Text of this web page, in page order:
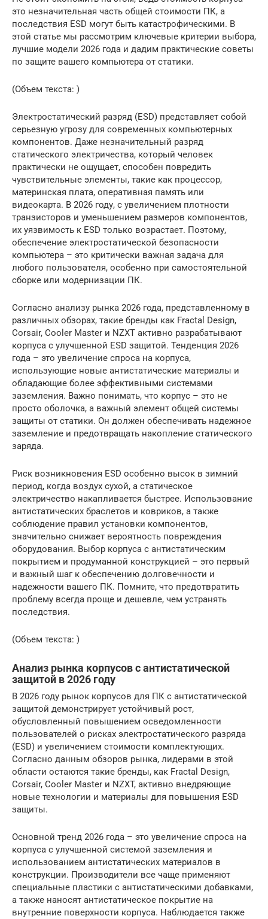
это незначительная часть общей стоимости ПК, а
последствия ESD могут быть катастрофическими. В
этой статье мы рассмотрим ключевые критерии выбора,
лучшие модели 2026 года и дадим практические советы
по защите вашего компьютера от статики.
(Объем текста: )
Электростатический разряд (ESD) представляет собой
серьезную угрозу для современных компьютерных
компонентов. Даже незначительный разряд
статического электричества, который человек
практически не ощущает, способен повредить
чувствительные элементы, такие как процессор,
материнская плата, оперативная память или
видеокарта. В 2026 году, с увеличением плотности
транзисторов и уменьшением размеров компонентов,
их уязвимость к ESD только возрастает. Поэтому,
обеспечение электростатической безопасности
компьютера – это критически важная задача для
любого пользователя, особенно при самостоятельной
сборке или модернизации ПК.
Согласно анализу рынка 2026 года, представленному в
различных обзорах, такие бренды как Fractal Design,
Corsair, Cooler Master и NZXT активно разрабатывают
корпуса с улучшенной ESD защитой. Тенденция 2026
года – это увеличение спроса на корпуса,
использующие новые антистатические материалы и
обладающие более эффективными системами
заземления. Важно понимать, что корпус – это не
просто оболочка, а важный элемент общей системы
защиты от статики. Он должен обеспечивать надежное
заземление и предотвращать накопление статического
заряда.
Риск возникновения ESD особенно высок в зимний
период, когда воздух сухой, а статическое
электричество накапливается быстрее. Использование
антистатических браслетов и ковриков, а также
соблюдение правил установки компонентов,
значительно снижает вероятность повреждения
оборудования. Выбор корпуса с антистатическим
покрытием и продуманной конструкцией – это первый
и важный шаг к обеспечению долговечности и
надежности вашего ПК. Помните, что предотвратить
проблему всегда проще и дешевле, чем устранять
последствия.
(Объем текста: )
Анализ рынка корпусов с антистатической
защитой в 2026 году
В 2026 году рынок корпусов для ПК с антистатической
защитой демонстрирует устойчивый рост,
обусловленный повышением осведомленности
пользователей о рисках электростатического разряда
(ESD) и увеличением стоимости комплектующих.
Согласно данным обзоров рынка, лидерами в этой
области остаются такие бренды, как Fractal Design,
Corsair, Cooler Master и NZXT, активно внедряющие
новые технологии и материалы для повышения ESD
защиты.
Основной тренд 2026 года – это увеличение спроса на
корпуса с улучшенной системой заземления и
использованием антистатических материалов в
конструкции. Производители все чаще применяют
специальные пластики с антистатическими добавками,
а также наносят антистатическое покрытие на
внутренние поверхности корпуса. Наблюдается также